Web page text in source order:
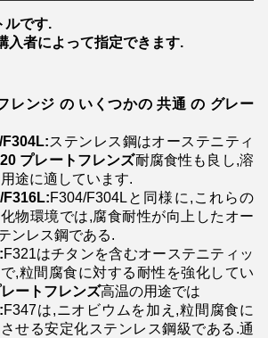
ルです.
入者によって指定できます.
レンジ の いくつかの 共通 の グレー
ステンレス鋼はオーステニティ
プレートフレンズ耐腐食性も良し,溶
途に適しています.
F316L:F304/F304Lと同様に,これらの
物環境では,腐食耐性が向上したオー
ンレス鋼である.
F321はチタンを含むオーステニティッ
,粒間腐食に対する耐性を強化してい
ートフレンズ高温の用途では
F347は,ニオビウムを加え,粒間腐食に
せる安定化ステンレス鋼級である.通